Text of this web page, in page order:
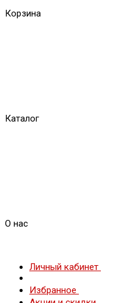
Корзина
Каталог
О нас
Личный кабинет
Избранное